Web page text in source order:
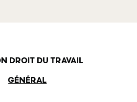
professionnels
œuvrant dans
d’emploi.
DROIT DU TRAVAIL
GÉNÉRAL